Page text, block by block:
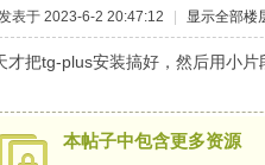
表于 2023-6-2 20:47:12 显示全部楼
才把tg-plus安装搞好，然后用小
本帖子中包含更多资源